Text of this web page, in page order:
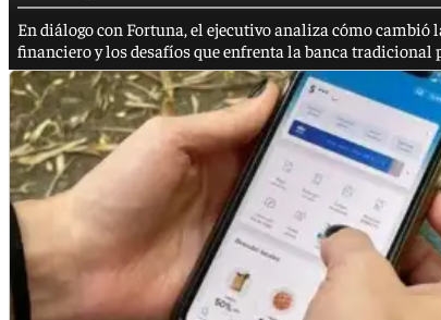
En diálogo con Fortuna, el ejecutivo analiza cómo
financiero y los desafíos que enfrenta la banca tradicional